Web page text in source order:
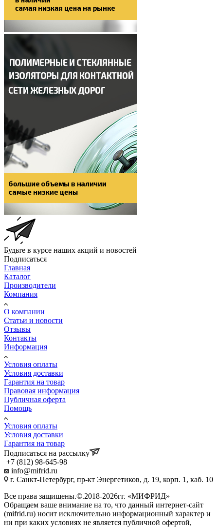
Будьте в курсе наших акций и новостей
Подписаться
Главная
Каталог
Производители
Компания
О компании
Статьи и новости
Отзывы
Контакты
Информация
Условия оплаты
Условия доставки
Гарантия на товар
Правовая информация
Публичная оферта
Помощь
Условия оплаты
Условия доставки
Гарантия на товар
Подписаться на рассылку
+7 (812) 98-645-98
info@mifrid.ru
г. Санкт-Петербург, пр-кт Энергетиков, д. 19, корп. 1, каб. 10
Все права защищены.©.2018-2026гг. «МИФРИД»
Обращаем ваше внимание на то, что данный интернет-сайт
(mifrid.ru) носит исключительно информационный характер и
ни при каких условиях не является публичной офертой,